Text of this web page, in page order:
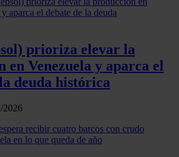
prioriza elevar la
en Venezuela y aparca el
deuda histórica
2026